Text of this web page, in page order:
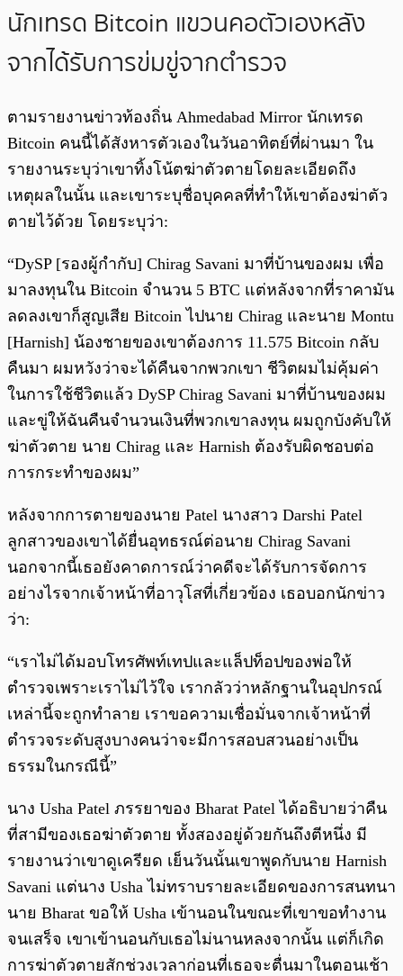
นักเทรด Bitcoin แขวนคอตัวเองหลัง
จากได้รับการข่มขู่จากตำรวจ
ตามรายงานข่าวท้องถิ่น Ahmedabad Mirror นักเทรด
Bitcoin คนนี้ได้สังหารตัวเองในวันอาทิตย์ที่ผ่านมา ใน
รายงานระบุว่าเขาทิ้งโน้ตฆ่าตัวตายโดยละเอียดถึง
เหตุผลในนั้น และเขาระบุชื่อบุคคลที่ทำให้เขาต้องฆ่าตัว
ตายไว้ด้วย โดยระบุว่า:
“DySP [รองผู้กำกับ] Chirag Savani มาที่บ้านของผม เพื่อ
มาลงทุนใน Bitcoin จำนวน 5 BTC แต่หลังจากที่ราคามัน
ลดลงเขาก็สูญเสีย Bitcoin ไปนาย Chirag และนาย Montu
[Harnish] น้องชายของเขาต้องการ 11.575 Bitcoin กลับ
คืนมา ผมหวังว่าจะได้คืนจากพวกเขา ชีวิตผมไม่คุ้มค่า
ในการใช้ชีวิตแล้ว DySP Chirag Savani มาที่บ้านของผม
และขู่ให้ฉันคืนจำนวนเงินที่พวกเขาลงทุน ผมถูกบังคับให้
ฆ่าตัวตาย นาย Chirag และ Harnish ต้องรับผิดชอบต่อ
การกระทำของผม”
หลังจากการตายของนาย Patel นางสาว Darshi Patel
ลูกสาวของเขาได้ยื่นอุทธรณ์ต่อนาย Chirag Savani
นอกจากนี้เธอยังคาดการณ์ว่าคดีจะได้รับการจัดการ
อย่างไรจากเจ้าหน้าที่อาวุโสที่เกี่ยวข้อง เธอบอกนักข่าว
ว่า:
“เราไม่ได้มอบโทรศัพท์เทปและแล็ปท็อปของพ่อให้
ตำรวจเพราะเราไม่ไว้ใจ เรากลัวว่าหลักฐานในอุปกรณ์
เหล่านี้จะถูกทำลาย เราขอความเชื่อมั่นจากเจ้าหน้าที่
ตำรวจระดับสูงบางคนว่าจะมีการสอบสวนอย่างเป็น
ธรรมในกรณีนี้”
นาง Usha Patel ภรรยาของ Bharat Patel ได้อธิบายว่าคืน
ที่สามีของเธอฆ่าตัวตาย ทั้งสองอยู่ด้วยกันถึงตีหนึ่ง มี
รายงานว่าเขาดูเครียด เย็นวันนั้นเขาพูดกับนาย Harnish
Savani แต่นาง Usha ไม่ทราบรายละเอียดของการสนทนา
นาย Bharat ขอให้ Usha เข้านอนในขณะที่เขาขอทำงาน
จนเสร็จ เขาเข้านอนกับเธอไม่นานหลงจากนั้น แต่ก็เกิด
การฆ่าตัวตายสักช่วงเวลาก่อนที่เธอจะตื่นมาในตอนเช้า